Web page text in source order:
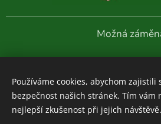
Možná
Další
Používáme cookies, abychom zajistili
bezpečnost našich stránek. Tím vám
nejlepší zkušenost při jejich návštěvě.